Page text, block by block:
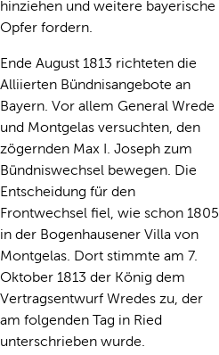
hinziehen und weitere bayerische
Opfer fordern.
Ende August 1813 richteten die
Alliierten Bündnisangebote an
Bayern. Vor allem General Wrede
und Montgelas versuchten, den
zögernden Max I. Joseph zum
Bündniswechsel bewegen. Die
Entscheidung für den
Frontwechsel fiel, wie schon 1805,
in der Bogenhausener Villa von
Montgelas. Dort stimmte am 7.
Oktober 1813 der König dem
Vertragsentwurf Wredes zu, der
am folgenden Tag in Ried
unterschrieben wurde.